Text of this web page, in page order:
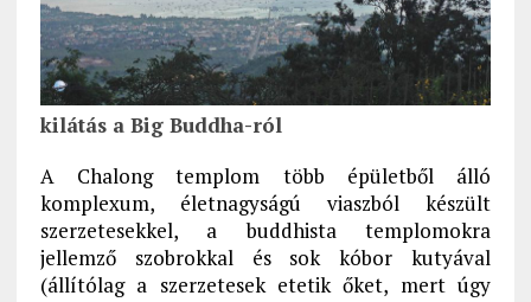
kilátás a Big Buddha-ról
A Chalong templom több épületből álló
komplexum, életnagyságú viaszból készült
szerzetesekkel, a buddhista templomokra
jellemző szobrokkal és sok kóbor kutyával
(állítólag a szerzetesek etetik őket, mert úgy